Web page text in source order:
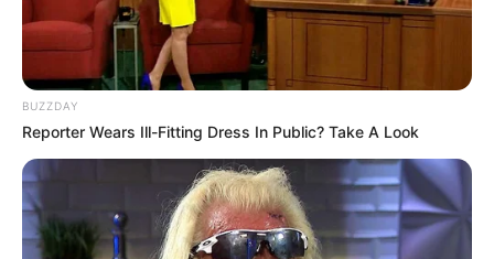
BUZZDAY
Reporter Wears Ill-Fitting Dress In Public? Take A Look